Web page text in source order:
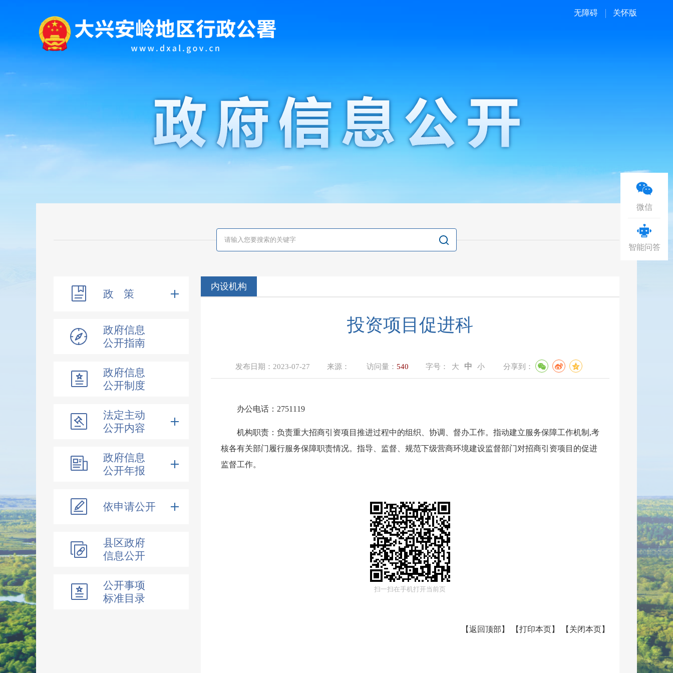
无障碍 关怀版
政 策
政府信息
公开指南
政府信息
公开制度
法定主动
公开内容
政府信息
公开年报
依申请公开
县区政府
信息公开
公开事项
标准目录
内设机构
投资项目促进科
发布日期： 2023-07-27 来源： 访问量：540 字号： 大 中 小 分享到：
办公电话： 2751119
机构职责：负责重大招商引资项目推进过程中的组织、协调、督办工作。指动建立服务保障工作机制 ,考
核各有关部门履行服务保障职责情况。指导、监督、规范下级营商环境建设监督部门对招商引资项目的促进
监督工作。
扫一扫在手机打开当前页
【返回顶部 】 【打印本页】 【 关闭本页】
微信
智能问答